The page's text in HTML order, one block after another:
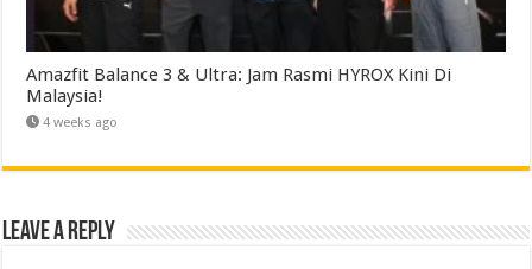
Amazfit Balance 3 & Ultra: Jam Rasmi HYROX Kini Di
Malaysia!
4 weeks ago
Leave a Reply